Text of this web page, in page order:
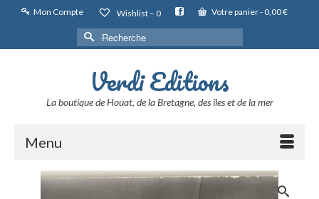
Mon Compte Wishlist – 0 Votre panier- 0,00€
Rechercher :
Verdi Editions
La boutique de Houat, de la Bretagne, des îles et de la mer
Menu